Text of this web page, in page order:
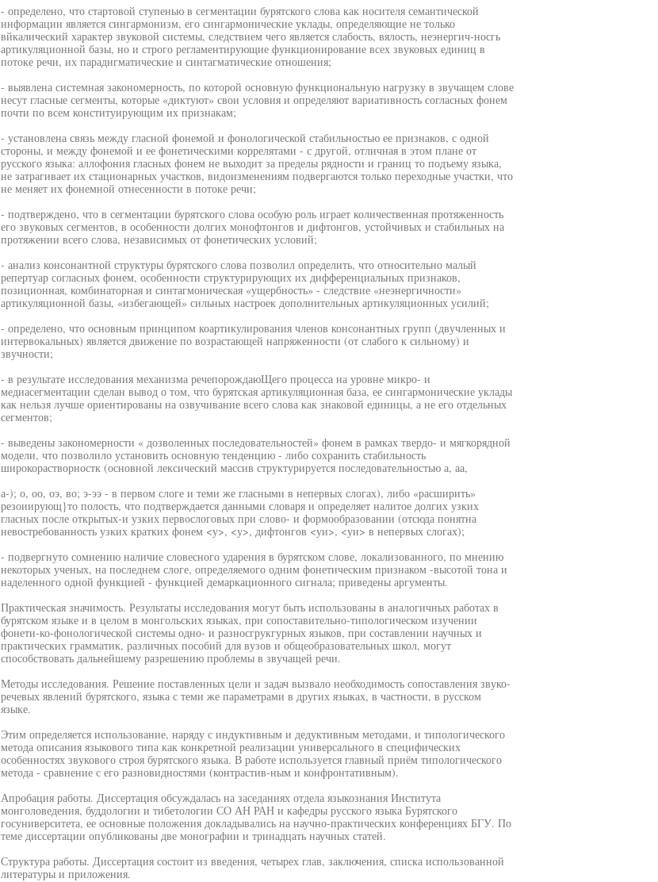
- определено, что стартовой ступенью в сегментации бурятского слова как носителя семантической
информации является сингармонизм, его сингармонические уклады, определяющие не только
вйкалический характер звуковой системы, следствием чего является слабость, вялость, неэнергич-носгь
артикуляционной базы, но и строго регламентирующие функционирование всех звуковых единиц в
потоке речи, их парадигматические и синтагматические отношения;
- выявлена системная закономерность, по которой основную функциональную нагрузку в звучащем слове
несут гласные сегменты, которые «диктуют» свои условия и определяют вариативность согласных фонем
почти по всем конституирующим их признакам;
- установлена связь между гласной фонемой и фонологической стабильностью ее признаков, с одной
стороны, и между фонемой и ее фонетическими коррелятами - с другой, отличная в этом плане от
русского языка: аллофония гласных фонем не выходит за пределы рядности и границ то подъему языка,
не затрагивает их стационарных участков, видоизменениям подвергаются только переходные участки, что
не меняет их фонемной отнесенности в потоке речи;
- подтверждено, что в сегментации бурятского слова особую роль играет количественная протяженность
его звуковых сегментов, в особенности долгих монофтонгов и дифтонгов, устойчивых и стабильных на
протяжении всего слова, независимых от фонетических условий;
- анализ консонантной структуры бурятского слова позволил определить, что относительно малый
репертуар согласных фонем, особенности структурирующих их дифференциальных признаков,
позиционная, комбинаторная и синтагмоническая «ущербность» - следствие «неэнергичности»
артикуляционной базы, «избегающей» сильных настроек дополнительных артикуляционных усилий;
- определено, что основным принципом коартикулирования членов консонантных групп (двучленных и
интервокальных) является движение по возрастающей напряженности (от слабого к сильному) и
звучности;
- в результате исследования механизма речепорождаюЩего процесса на уровне микро- и
медиасегментации сделан вывод о том, что бурятская артикуляционная база, ее сингармонические уклады
как нельзя лучше ориентированы на озвучивание всего слова как знаковой единицы, а не его отдельных
сегментов;
- выведены закономерности « дозволенных последовательностей» фонем в рамках твердо- и мягкорядной
модели, что позволило установить основную тенденцию - либо сохранить стабильность
широкорастворностк (основной лексический массив структурируется последовательностью а, аа,
а-); о, оо, оэ, во; э-ээ - в первом слоге и теми же гласными в непервых слогах), либо «расширить»
резоиирующ}то полость, что подтверждается данными словаря и определяет налитое долгих узких
гласных после открытых-и узких первослоговых при слово- и формообразовании (отсюда понятна
невостребованность узких кратких фонем <у>, <у>, дифтонгов <уи>, <уи> в непервых слогах);
- подвергнуто сомнению наличие словесного ударения в бурятском слове, локализованного, по мнению
некоторых ученых, на последнем слоге, определяемого одним фонетическим признаком -высотой тона и
наделенного одной функцией - функцией демаркационного сигнала; приведены аргументы.
Практическая значимость. Результаты исследования могут быть использованы в аналогичных работах в
бурятском языке и в целом в монгольских языках, при сопоставительно-типологическом изучении
фонети-ко-фонологической системы одно- и разносгрукгурных языков, при составлении научных и
практических грамматик, различных пособий для вузов и общеобразовательных школ, могут
способствовать дальнейшему разрешению проблемы в звучащей речи.
Методы исследования. Решение поставленных цели и задач вызвало необходимость сопоставления звуко-
речевых явлений бурятского, языка с теми же параметрами в других языках, в частности, в русском
языке.
Этим определяется использование, наряду с индуктивным и дедуктивным методами, и типологического
метода описания языкового типа как конкретной реализации универсального в специфических
особенностях звукового строя бурятского языка. В работе используется главный приём типологического
метода - сравнение с его разновидностями (контрастив-ным и конфронтативным).
Апробация работы. Диссертация обсуждалась на заседаниях отдела языкознания Института
монголоведения, буддологии и тибетологии СО АН РАН и кафедры русского языка Бурятского
госуниверситета, ее основные положения докладывались на научно-практических конференциях БГУ. По
теме диссертации опубликованы две монографии и тринадцать научных статей.
Структура работы. Диссертация состоит из введения, четырех глав, заключения, списка использованной
литературы и приложения.